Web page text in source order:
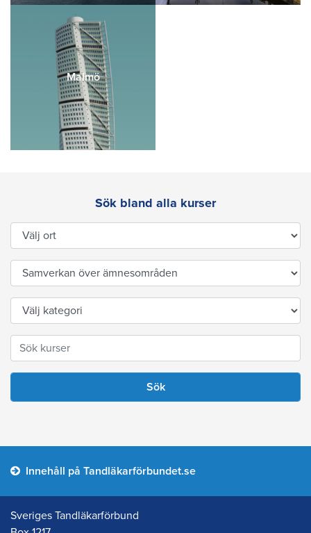
Malmö
Sök bland alla kurser
Innehåll på Tandläkarförbundet.se
Sveriges Tandläkarförbund